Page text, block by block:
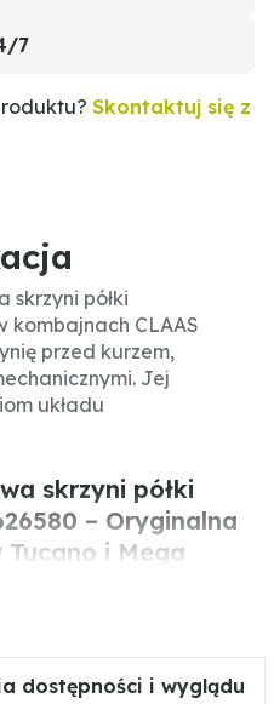
7
Skontaktuj się z
skrzyni półki
kombajnach CLAAS
przed kurzem,
Jej
układu
skrzyni półki
– Oryginalna
i Mega
półki
wykonany
w kombajnach serii
za zabezpieczenie
dostępności i wyglądu